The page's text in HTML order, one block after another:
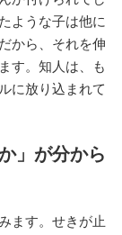
ような子は他に
から、それを伸
す。知人は、も
に放り込まれて
」が分から
ます。せきが止